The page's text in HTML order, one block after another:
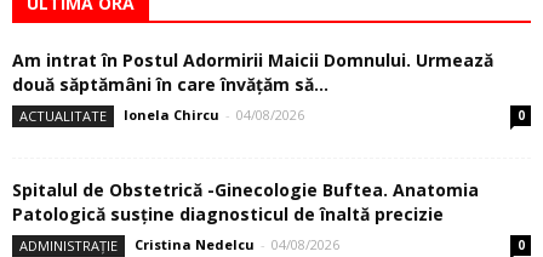
Am intrat în Postul Adormirii Maicii Domnului. Urmează
două săptămâni în care învăţăm să...
ACTUALITATE Ionela Chircu - 04/08/2026 0
Spitalul de Obstetrică -Ginecologie Buftea. Anatomia
Patologică susţine diagnosticul de înaltă precizie
ADMINISTRAȚIE Cristina Nedelcu - 04/08/2026 0